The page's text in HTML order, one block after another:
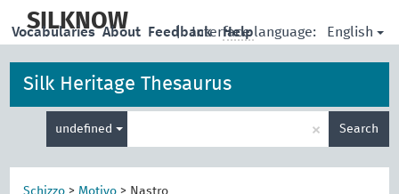
main
SILKNOW | Interface language: English
Vocabularies About Feedback Help
Silk Heritage Thesaurus
undefined × Search
Schizzo > Motivo > Nastro